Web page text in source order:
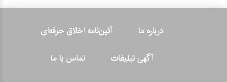
درباره ما
آئین‌نامه اخلاق حرفه‌ای
آگهی تبلیغات
تماس با ما